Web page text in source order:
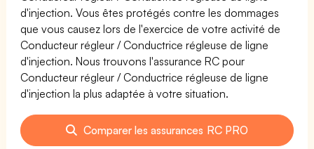
d'injection. Vous êtes protégés contre les dommages
que vous causez lors de l'exercice de votre activité de
Conducteur régleur / Conductrice régleuse de ligne
d'injection. Nous trouvons l'assurance RC pour
Conducteur régleur / Conductrice régleuse de ligne
d'injection la plus adaptée à votre situation.
Comparer les assurances RC PRO